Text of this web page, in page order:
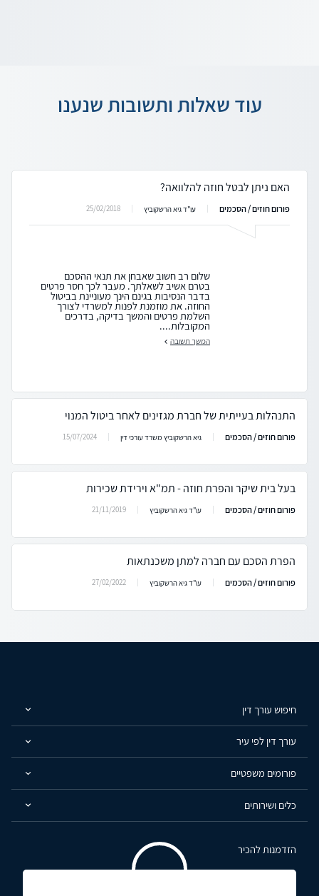
עוד שאלות ותשובות שנענו
האם ניתן לבטל חוזה להלוואה?
פורום חוזים / הסכמים עו"ד גיא הרשקוביץ 25/02/2018
שלום רב חשוב שאבחן את תנאי ההסכם
בטרם אשיב לשאלתך. מעבר לכך חסר פרטים
בדבר הנסיבות בגינם הינך מעוניינת בביטול
החוזה. את מוזמנת לפנות למשרדי לצורך
השלמת פרטים והמשך בדיקה, בדרכים
המקובלות....
המשך תשובה
התנהלות בעייתית של חברת מגזינים לאחר ביטול המנוי
פורום חוזים / הסכמים גיא הרשקוביץ משרד עורכי דין 15/07/2024
בעל בית שיקר והפרת חוזה - תמ"א וירידת שכירות
פורום חוזים / הסכמים עו"ד גיא הרשקוביץ 21/11/2019
הפרת הסכם עם חברה למתן משכנתאות
פורום חוזים / הסכמים עו"ד גיא הרשקוביץ 27/02/2022
חיפוש עורך דין
עורך דין לפי עיר
פורומים משפטיים
כלים ושירותים
הזדמנות להכיר